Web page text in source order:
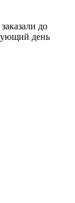
до
день